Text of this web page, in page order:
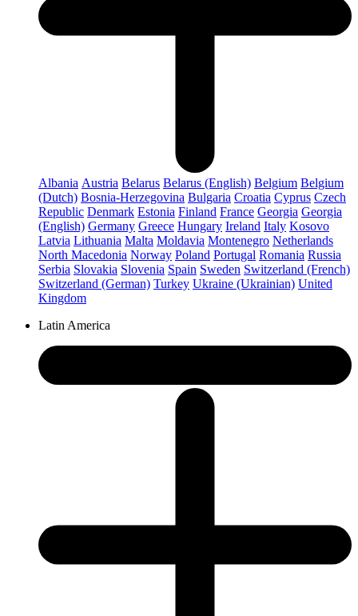
Albania Austria Belarus Belarus (English) Belgium Belgium
(Dutch) Bosnia-Herzegovina Bulgaria Croatia Cyprus Czech
Republic Denmark Estonia Finland France Georgia Georgia
(English) Germany Greece Hungary Ireland Italy Kosovo
Latvia Lithuania Malta Moldavia Montenegro Netherlands
North Macedonia Norway Poland Portugal Romania Russia
Serbia Slovakia Slovenia Spain Sweden Switzerland (French)
Switzerland (German) Turkey Ukraine (Ukrainian) United
Kingdom
Latin America